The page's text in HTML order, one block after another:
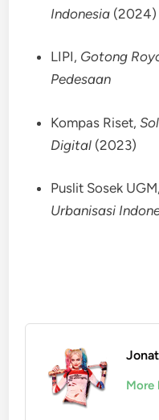
Indonesia (2024)
LIPI, Gotong
Pedesaan
Kompas Riset,
Digital (2023)
Puslit Sosek UGM,
Urbanisasi
More